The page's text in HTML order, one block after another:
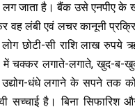
जाता है। बैंक उसे एनपीए के
वह लंबी एवं लचर कानूनी
छोटी-सी राशि लाख
में चक्कर लगाते-लगाते, खुद-ब-
धंधे लगाने के सपने तक
सच्चाई है। बिना